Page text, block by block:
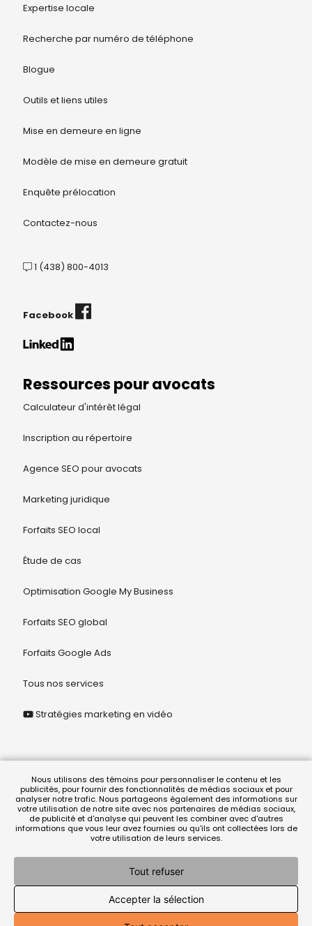
Expertise locale
Recherche par numéro de téléphone
Blogue
Outils et liens utiles
Mise en demeure en ligne
Modèle de mise en demeure gratuit
Enquête prélocation
Contactez-nous
1 (438) 800-4013
Facebook
Ressources pour avocats
Calculateur d'intérêt légal
Inscription au répertoire
Agence SEO pour avocats
Marketing juridique
Forfaits SEO local
Étude de cas
Optimisation Google My Business
Forfaits SEO global
Forfaits Google Ads
Tous nos services
Stratégies marketing en vidéo
© 2026 Juriclik Solution Légale
termes et conditions | politique de confidentialité
, Lionel Racicot, recherchiste juridique, a été
Nous utilisons des témoins pour personnaliser le contenu et les
publicités, pour fournir des fonctionnalités de médias sociaux et pour
analyser notre trafic. Nous partageons également des informations sur
votre utilisation de notre site avec nos partenaires de médias sociaux,
de publicité et d'analyse qui peuvent les combiner avec d'autres
informations que vous leur avez fournies ou qu'ils ont collectées lors de
votre utilisation de leurs services.
Tout refuser
Accepter la sélection